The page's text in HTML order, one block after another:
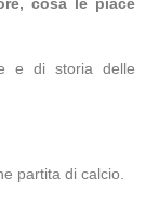
e di storia delle
partita di calcio.